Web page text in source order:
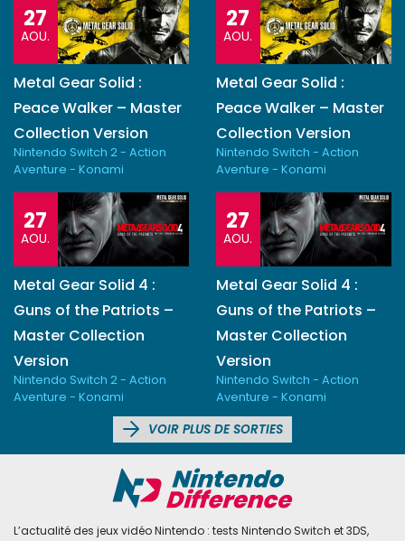
27
AOU.
Metal Gear Solid :
Peace Walker – Master
Collection Version
Nintendo Switch 2 - Action
Aventure - Konami
27
AOU.
Metal Gear Solid :
Peace Walker – Master
Collection Version
Nintendo Switch - Action
Aventure - Konami
27
AOU.
Metal Gear Solid 4 :
Guns of the Patriots –
Master Collection
Version
Nintendo Switch 2 - Action
Aventure - Konami
27
AOU.
Metal Gear Solid 4 :
Guns of the Patriots –
Master Collection
Version
Nintendo Switch - Action
Aventure - Konami
VOIR PLUS DE SORTIES
L’actualité des jeux vidéo Nintendo : tests Nintendo Switch et 3DS,